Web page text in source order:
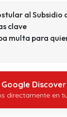
al Subsidio
clave
multa para
Google Discover
directamente en